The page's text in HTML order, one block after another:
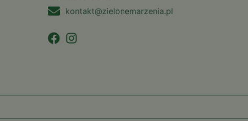
kontakt@zielonemarzenia.pl